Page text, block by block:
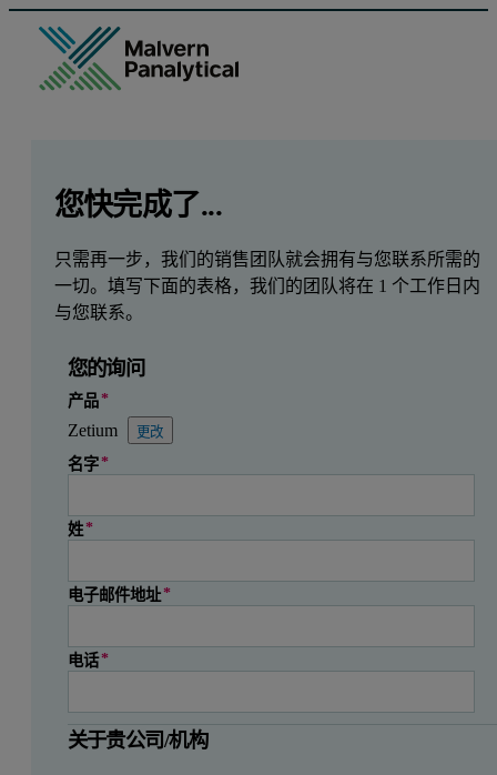
您快完成了...
只需再一步，我们的销售团队就会拥有与您联系所需的
一切。填写下面的表格，我们的团队将在 1 个工作日内
与您联系。
您的询问
产品
Zetium 更改
名字
姓
电子邮件地址
电话
关于贵公司/机构